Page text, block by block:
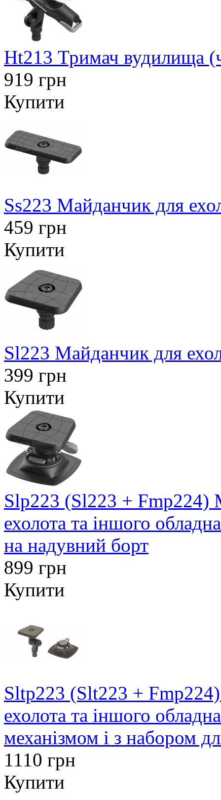
Ht213 Тримач вудилища
919 грн
Купити
Ss223 Майданчик для
459 грн
Купити
Sl223 Майданчик для
399 грн
Купити
Slp223 (Sl223 +
ехолота та іншого
на надувний борт
899 грн
Купити
Sltp223 (Slt223 +
ехолота та іншого
механізмом і з набором
1110 грн
Купити